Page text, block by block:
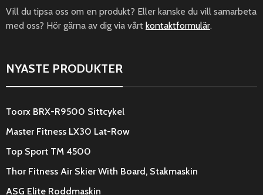
Vill du tipsa oss om en produkt? Eller kanske du vill samarbeta
med oss? Hör gärna av dig via vårt kontaktformulär.
NYASTE PRODUKTER
Toorx BRX-R9500 Sittcykel
Master Fitness LX30 Lat-Row
Top Sport TM 4500
Thor Fitness Air Skier With Board, Stakmaskin
ASG Elite Roddmaskin